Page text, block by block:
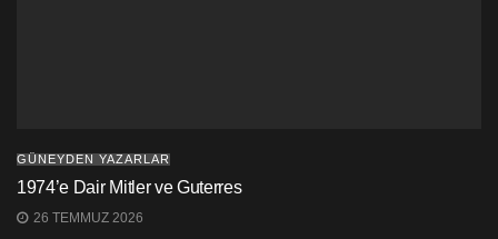
GÜNEYDEN YAZARLAR
1974’e Dair Mitler ve Guterres
26 TEMMUZ 2026